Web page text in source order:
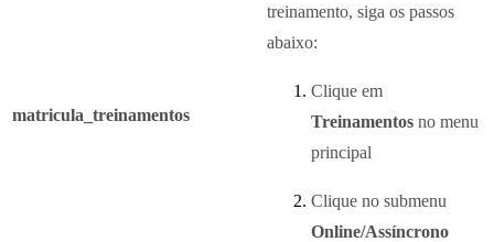
matricula_treinamentos
treinamento, siga os passos
abaixo:
Clique em
Treinamentos no menu
principal
Clique no submenu
Online/Assíncrono